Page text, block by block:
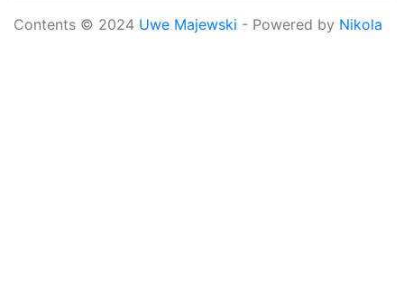
Contents © 2024 Uwe Majewski - Powered by Nikola